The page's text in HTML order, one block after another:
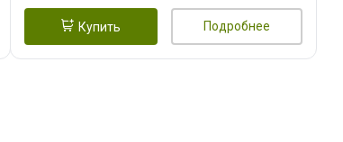
Купить Подробнее